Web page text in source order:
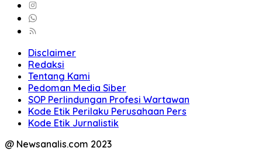
Disclaimer
Redaksi
Tentang Kami
Pedoman Media Siber
SOP Perlindungan Profesi Wartawan
Kode Etik Perilaku Perusahaan Pers
Kode Etik Jurnalistik
@ Newsanalis.com 2023